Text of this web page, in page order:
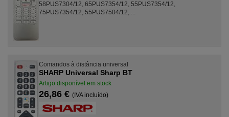
58PUS7304/12, 65PUS7354/12, 55PUS7354/12,
75PUS7354/12, 55PUS7504/12, ...
Comandos à distância universal
SHARP Universal Sharp BT
Artigo disponível em stock
26,86 € (IVA incluído)